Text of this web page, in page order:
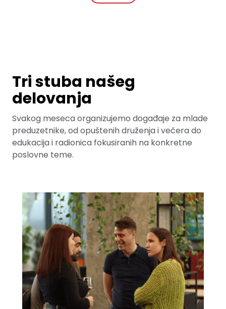
Tri stuba našeg
delovanja
Svakog meseca organizujemo događaje za mlade
preduzetnike, od opuštenih druženja i večera do
edukacija i radionica fokusiranih na konkretne
poslovne teme.